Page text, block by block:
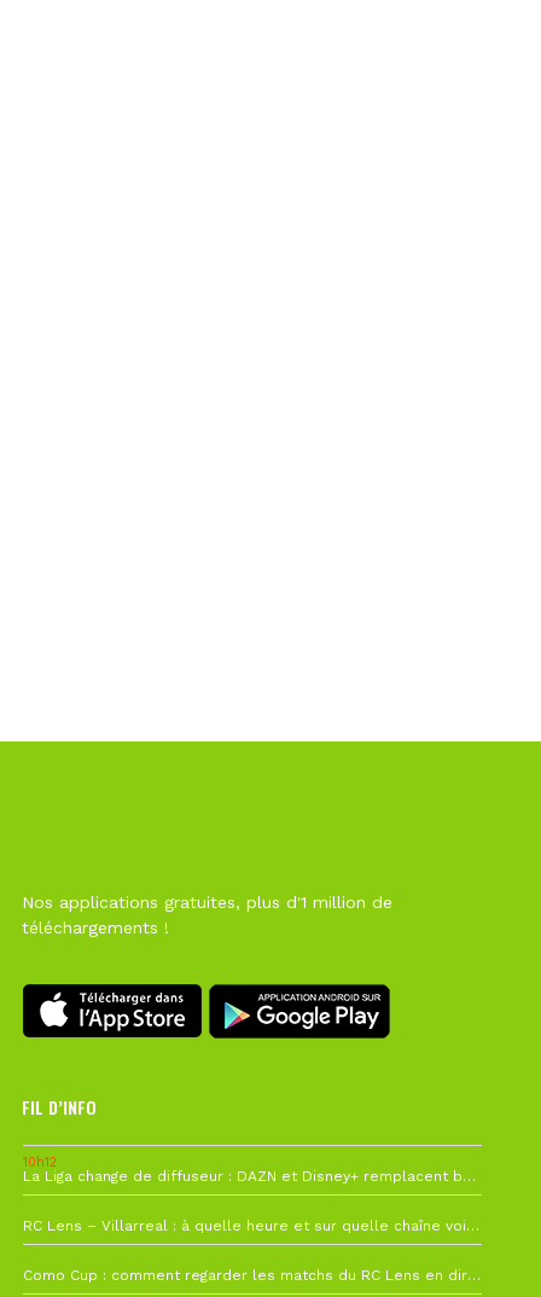
Nos applications gratuites, plus d'1 million de
téléchargements !
FIL D’INFO
10h12
La Liga change de diffuseur : DAZN et Disney+ remplacent beIN Sports !
RC Lens – Villarreal : à quelle heure et sur quelle chaîne voir la finale de la Como Cup ?
Como Cup : comment regarder les matchs du RC Lens en direct ?